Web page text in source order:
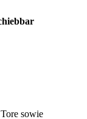
sowie